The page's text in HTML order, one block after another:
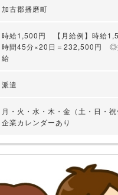
加古郡播磨町
時給1,500円 【月給例】時給
時間45分×20日＝232,500円 ◎
給
派遣
月・火・水・木・金（土・日・
企業カレンダーあり